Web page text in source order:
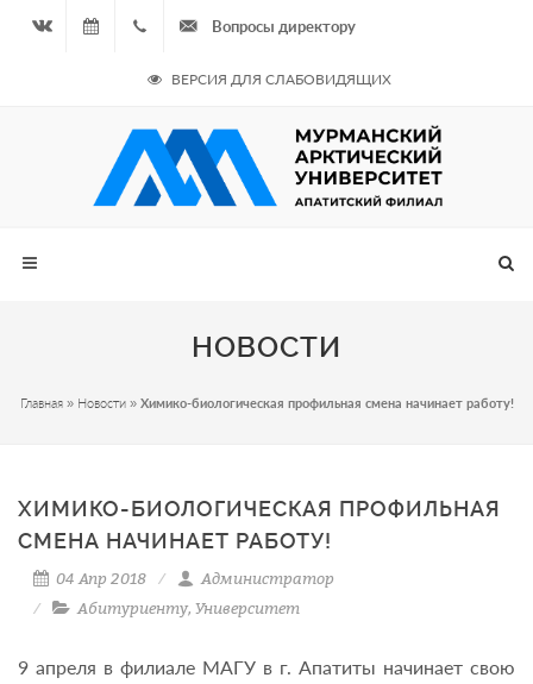
10.08.2026
- Нечётная
неделя
964
687
Вопросы директору
ВЕРСИЯ ДЛЯ СЛАБОВИДЯЩИХ
НОВОСТИ
Главная» Новости» Химико-биологическая профильная смена начинает работу!
ХИМИКО-БИОЛОГИЧЕСКАЯ ПРОФИЛЬНАЯ
СМЕНА НАЧИНАЕТ РАБОТУ!
04 Апр 2018
Администратор
Абитуриенту, Университет
9 апреля в филиале МАГУ в г. Апатиты начинает свою